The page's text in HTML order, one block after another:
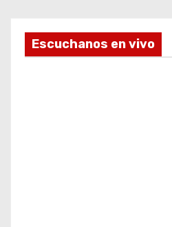
Escuchanos en vivo